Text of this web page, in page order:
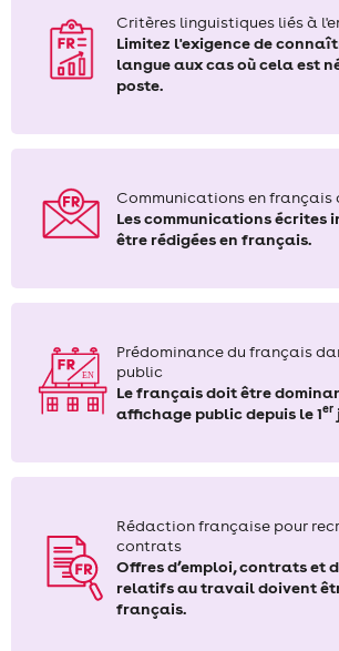
Critères linguistiques liés à
Limitez l'exigence de
langue aux cas où cela est
poste.
Communications en français
Les communications écrites
être rédigées en français.
Prédominance du français
public
Le français doit être
affichage public depuis le 1er
Rédaction française pour
contrats
Offres d’emploi, contrats et
relatifs au travail doivent
français.